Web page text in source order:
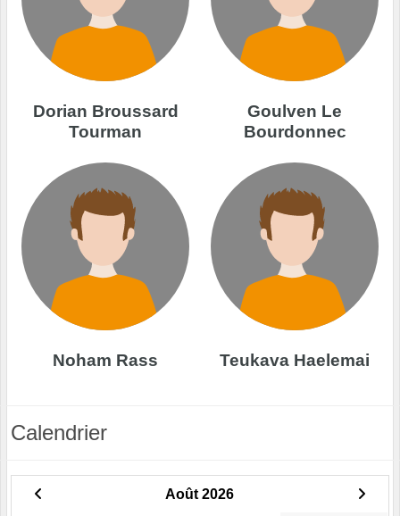
Dorian Broussard
Tourman
Goulven Le
Bourdonnec
Noham Rass Teukava Haelemai
Calendrier
Août 2026